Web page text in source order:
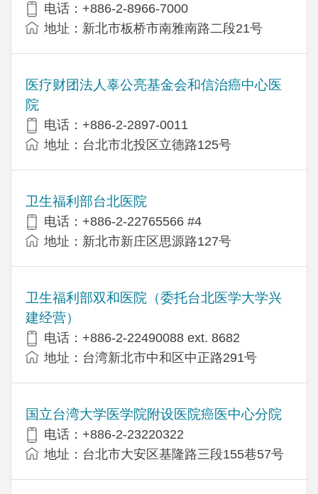
电话：+886-2-8966-7000
地址：新北市板桥市南雅南路二段21号
医疗财团法人辜公亮基金会和信治癌中心医
院
电话：+886-2-2897-0011
地址：台北市北投区立德路125号
卫生福利部台北医院
电话：+886-2-22765566 #4
地址：新北市新庄区思源路127号
卫生福利部双和医院（委托台北医学大学兴
建经营）
电话：+​886-2-22490088 ext. 8682
地址：台湾新北市中和区中正路291号
国立台湾大学医学院附设医院癌医中心分院
电话：+886-2-23220322
地址：台北市大安区基隆路三段155巷57号